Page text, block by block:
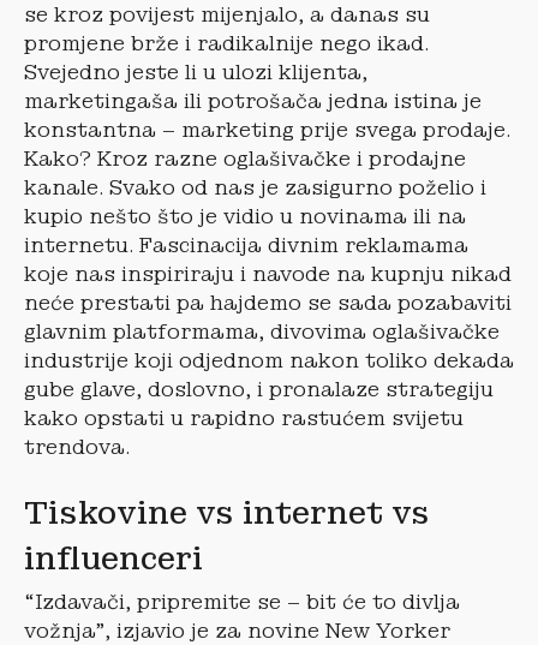
se kroz povijest mijenjalo, a danas su
promjene brže i radikalnije nego ikad.
Svejedno jeste li u ulozi klijenta,
marketingaša ili potrošača jedna istina je
konstantna – marketing prije svega prodaje.
Kako? Kroz razne oglašivačke i prodajne
kanale. Svako od nas je zasigurno poželio i
kupio nešto što je vidio u novinama ili na
internetu. Fascinacija divnim reklamama
koje nas inspiriraju i navode na kupnju nikad
neće prestati pa hajdemo se sada pozabaviti
glavnim platformama, divovima oglašivačke
industrije koji odjednom nakon toliko dekada
gube glave, doslovno, i pronalaze strategiju
kako opstati u rapidno rastućem svijetu
trendova.
Tiskovine vs internet vs
influenceri
“Izdavači, pripremite se – bit će to divlja
vožnja”, izjavio je za novine New Yorker